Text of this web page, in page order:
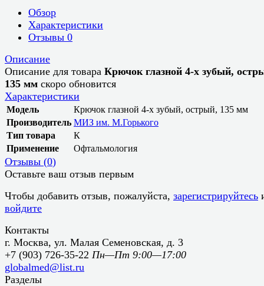
Обзор
Характеристики
Отзывы 0
Описание
Описание для товара Крючок глазной 4-х зубый,
135 мм скоро обновится
Характеристики
Модель
Крючок глазной 4-х зубый, острый, 135 мм
Производитель МИЗ им. М.Горького
Тип товара
К
Применение
Офтальмология
Отзывы (0)
Оставьте ваш отзыв первым
Чтобы добавить отзыв, пожалуйста, зарегистрируйтесь
войдите
Контакты
г. Москва, ул. Малая Семеновская, д. 3
+7 (903) 726-35-22 Пн—Пт 9:00—17:00
globalmed@list.ru
Разделы